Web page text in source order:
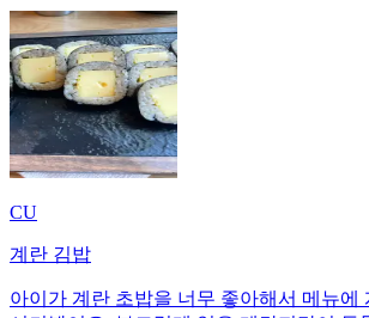
CU
계란 김밥
아이가 계란 초밥을 너무 좋아해서 메뉴에